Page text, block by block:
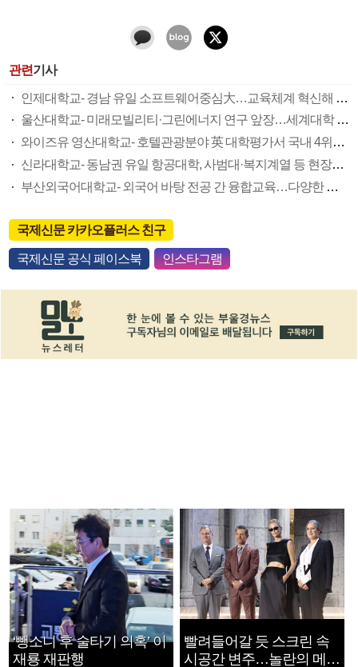
관련기사
인제대학교- 경남 유일 소프트웨어중심大…교육체계 혁신해 유망 신산업 선도
울산대학교- 미래모빌리티·그린에너지 연구 앞장…세계대학 논문 랭킹 ‘국내 5위’
와이즈유 영산대학교- 호텔관광분야 英 대학평가서 국내 4위…‘마이스도시’ 부산 이끈다
신라대학교- 동남권 유일 항공대학, 사범대·복지계열 등 현장중심 미래인재 산실
부산외국어대학교- 외국어 바탕 전공 간 융합교육…다양한 해외교류 ‘든든한 뒷받침’
국제신문 카카오플러스 친구
국제신문 공식 페이스북 인스타그램
‘뺑소니 후 술타기 의혹’ 이
재룡 재판행
빨려들어갈 듯 스크린 속
시공간 변주…놀란의 메시